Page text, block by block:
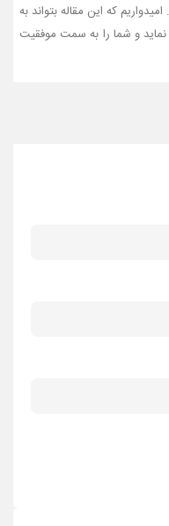
که این مقاله بتواند به
و شما را به سمت موفقیت